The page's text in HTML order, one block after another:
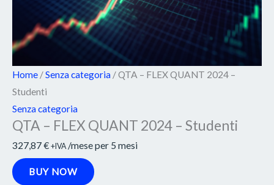
Home /Senza categoria / QTA – FLEX QUANT 2024 –
Studenti
Senza categoria
QTA – FLEX QUANT 2024 – Studenti
327,87€ +IVA /mese per 5 mesi
BUY NOW